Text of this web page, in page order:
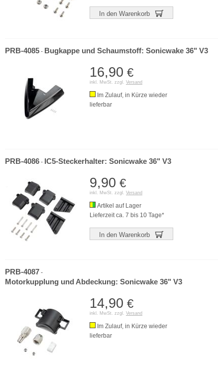
In den Warenkorb
PRB-4085 - Bugkappe und Schaumstoff: Sonicwake 36" V3
16,90 €
inkl. MwSt. zzgl. Versand
Im Zulauf, in Kürze wieder
lieferbar
PRB-4086 - IC5-Steckerhalter: Sonicwake 36" V3
9,90 €
inkl. MwSt. zzgl. Versand
Artikel auf Lager
Lieferzeit ca. 7 bis 10 Tage*
In den Warenkorb
PRB-4087 -
Motorkupplung und Abdeckung: Sonicwake 36" V3
14,90 €
inkl. MwSt. zzgl. Versand
Im Zulauf, in Kürze wieder
lieferbar